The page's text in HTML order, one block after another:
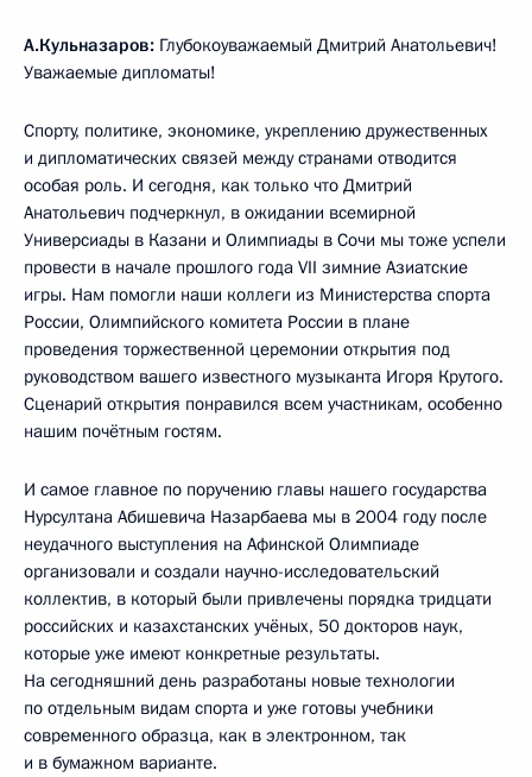
А.Кульназаров: Глубокоуважаемый Дмитрий Анатольевич!
Уважаемые дипломаты!
Спорту, политике, экономике, укреплению дружественных
и дипломатических связей между странами отводится
особая роль. И сегодня, как только что Дмитрий
Анатольевич подчеркнул, в ожидании всемирной
Универсиады в Казани и Олимпиады в Сочи мы тоже успели
провести в начале прошлого года VII зимние Азиатские
игры. Нам помогли наши коллеги из Министерства спорта
России, Олимпийского комитета России в плане
проведения торжественной церемонии открытия под
руководством вашего известного музыканта Игоря Крутого.
Сценарий открытия понравился всем участникам, особенно
нашим почётным гостям.
И самое главное по поручению главы нашего государства
Нурсултана Абишевича Назарбаева мы в 2004 году после
неудачного выступления на Афинской Олимпиаде
организовали и создали научно-исследовательский
коллектив, в который были привлечены порядка тридцати
российских и казахстанских учёных, 50 докторов наук,
которые уже имеют конкретные результаты.
На сегодняшний день разработаны новые технологии
по отдельным видам спорта и уже готовы учебники
современного образца, как в электронном, так
и в бумажном варианте.